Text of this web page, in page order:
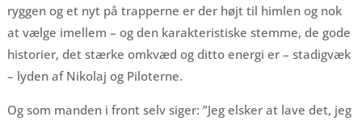
ryggen og et nyt på trapperne er der højt til himlen og nok
at vælge imellem – og den karakteristiske stemme, de gode
historier, det stærke omkvæd og ditto energi er – stadigvæk
– lyden af Nikolaj og Piloterne.
Og som manden i front selv siger: ”Jeg elsker at lave det, jeg